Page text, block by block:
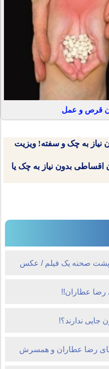
قرص و عمل
نیاز به چک و سفته! ویزیت
اقساطی بدون نیاز به چک یا
پشت صحنه یک فیلم / عکس
عطاران!!
جایی ندارند؟!
رضا عطاران و همسرش